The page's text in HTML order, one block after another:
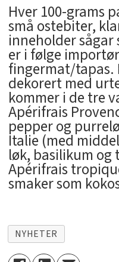
Hver 100-grams
små ostebiter,
inneholder
er i følge
fingermat/tapas.
dekorert med
kommer i de tre
Apérifrais
pepper og
Italie (med
løk, basilikum og
Apérifrais
smaker som
NYHETER